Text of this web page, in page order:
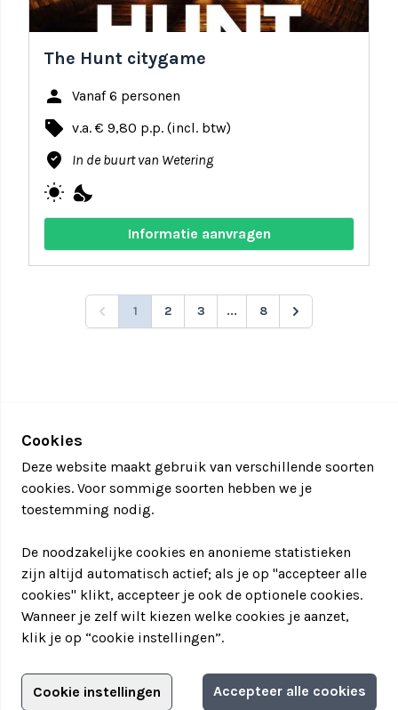
Filter jouw teamuitstapje!
The Hunt citygame
person Vanaf 6 personen
local_offer v.a. € 9,80 p.p. (incl. btw)
where_to_vote In de buurt van Wetering
wb_sunny nights_stay
Informatie aanvragen
1 2 3 ... 8
Adverteren?
Cookies
Deze website maakt gebruik van verschillende soorten
cookies. Voor sommige soorten hebben we je
toestemming nodig.
De noodzakelijke cookies en anonieme statistieken
zijn altijd automatisch actief; als je op "accepteer alle
cookies" klikt, accepteer je ook de optionele cookies.
Wanneer je zelf wilt kiezen welke cookies je aanzet,
klik je op “cookie instellingen”.
Cookie instellingen Accepteer alle cookies